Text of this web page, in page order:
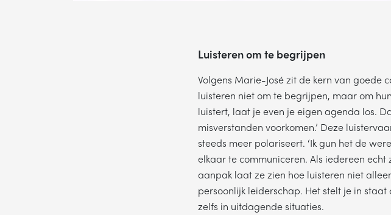
Luisteren om te begrijpen
Volgens Marie-José zit de kern van goede
luisteren niet om te begrijpen, maar om
luistert, laat je even je eigen agenda los.
misverstanden voorkomen.’ Deze
steeds meer polariseert. ‘Ik gun het de
elkaar te communiceren. Als iedereen
aanpak laat ze zien hoe luisteren niet
persoonlijk leiderschap. Het stelt je in
zelfs in uitdagende situaties.